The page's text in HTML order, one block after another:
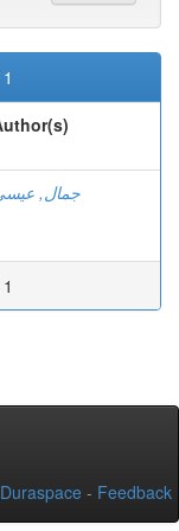
جمال,
Duraspace - Feedback